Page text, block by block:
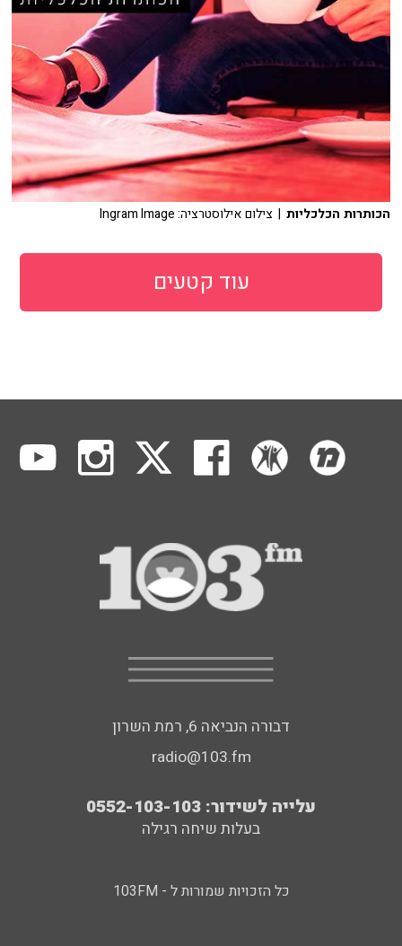
הכותרות הכלכליות | צילום אילוסטרציה: Ingram Image
עוד קטעים
דבורה הנביאה 6, רמת השרון
radio@103.fm
עלייה לשידור: 0552-103-103
בעלות שיחה רגילה
כל הזכויות שמורות ל - 103FM